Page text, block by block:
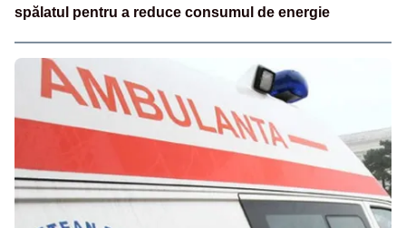
spălatul pentru a reduce consumul de energie